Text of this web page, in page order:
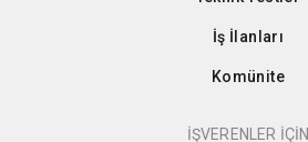
İş İlanları
Komünite
İŞVERENLER İÇİN